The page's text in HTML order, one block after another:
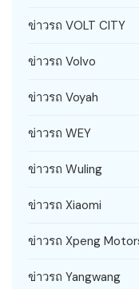
ข่าวรถ VOLT CITY
ข่าวรถ Volvo
ข่าวรถ Voyah
ข่าวรถ WEY
ข่าวรถ Wuling
ข่าวรถ Xiaomi
ข่าวรถ Xpeng
ข่าวรถ Yangwang